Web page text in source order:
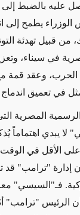
عليه بالضبط إلى
يطمح إلى
من قبيل تهدئة
في سيناء،
الحرب، وعقد
في تعميق
المصرية
يبدي اهتماماً
على الأقل في
إدارة "ترامب" قد
فـ"السيسي"
أن الرئيس "ترامب"